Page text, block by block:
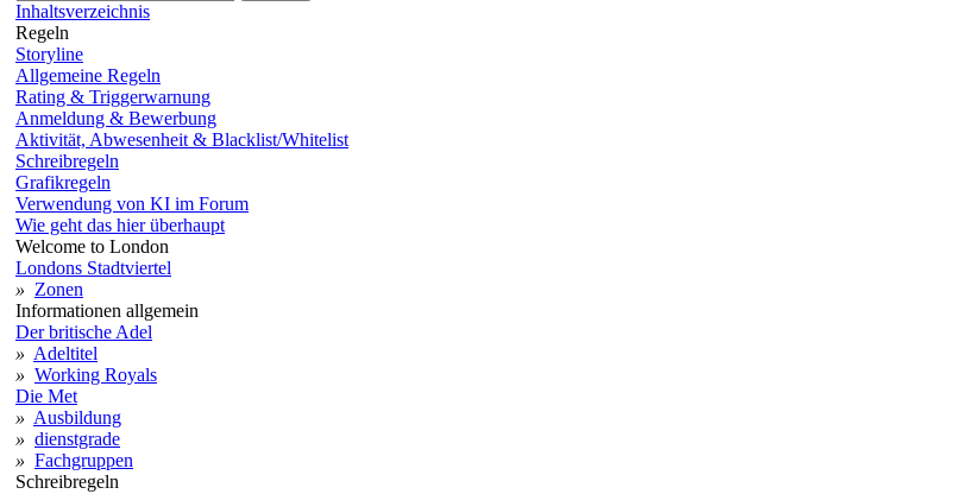
Inhaltsverzeichnis
Regeln
Storyline
Allgemeine Regeln
Rating & Triggerwarnung
Anmeldung & Bewerbung
Aktivität, Abwesenheit & Blacklist/Whitelist
Schreibregeln
Grafikregeln
Verwendung von KI im Forum
Wie geht das hier überhaupt
Welcome to London
Londons Stadtviertel
» Zonen
Informationen allgemein
Der britische Adel
» Adeltitel
» Working Royals
Die Met
» Ausbildung
» dienstgrade
» Fachgruppen
Schreibregeln